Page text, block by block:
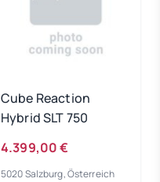
Cube Reaction
Hybrid SLT 750
4.399,00 €
5020 Salzburg, Österreich